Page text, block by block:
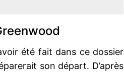
été fait dans ce dossier
son départ. D’après